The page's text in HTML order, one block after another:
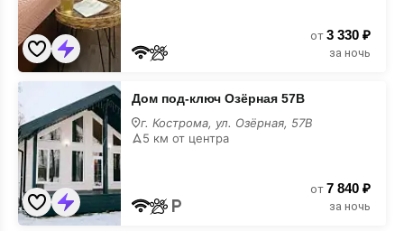
от 3 330 ₽
за ночь
Дом
под-
ключ
Озёрная
57В
Дом под-ключ Озёрная 57В
г. Кострома, ул. Озёрная, 57В
5 км от центра
от 7 840 ₽
за ночь